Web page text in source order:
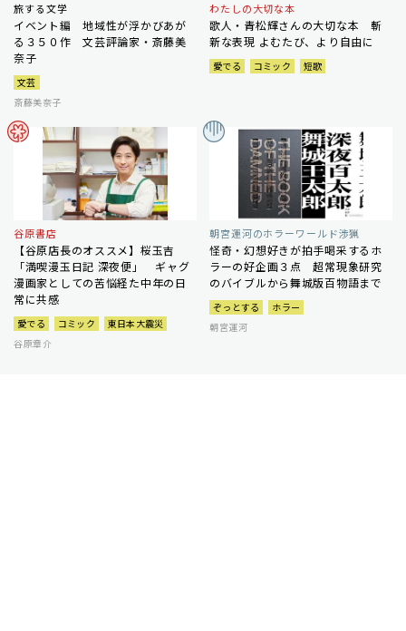
旅する文学
イベント編 地域性が浮かびあが
る３５０作 文芸評論家・斎藤美
奈子
文芸
斎藤美奈子
わたしの大切な本
歌人・青松輝さんの大切な本 斬
新な表現 よむたび、より自由に
愛でる コミック 短歌
谷原書店
【谷原店長のオススメ】桜玉吉
「満喫漫玉日記 深夜便」 ギャグ
漫画家としての苦悩経た中年の日
常に共感
愛でる コミック
東日本大震災
谷原章介
朝宮運河のホラーワールド渉猟
怪奇・幻想好きが拍手喝采するホ
ラーの好企画３点 超常現象研究
のバイブルから舞城版百物語まで
ぞっとする
ホラー
朝宮運河